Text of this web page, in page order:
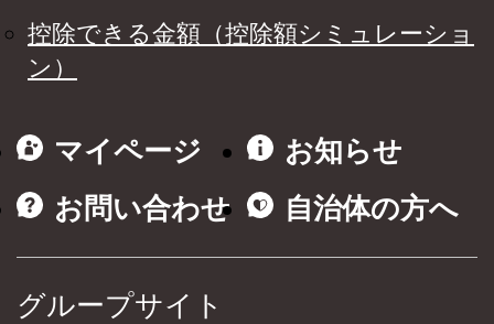
控除できる金額（控除額シミュレーショ
ン）
マイページ
お知らせ
お問い合わせ
自治体の方へ
グループサイト